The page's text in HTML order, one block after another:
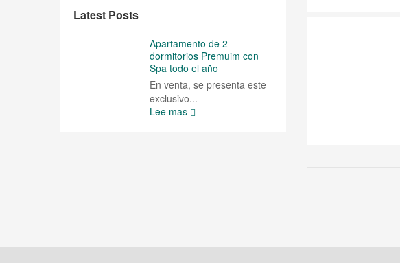
Latest Posts
Apartamento de 2
dormitorios Premuim con
Spa todo el año
En venta, se presenta este
exclusivo...
Lee mas